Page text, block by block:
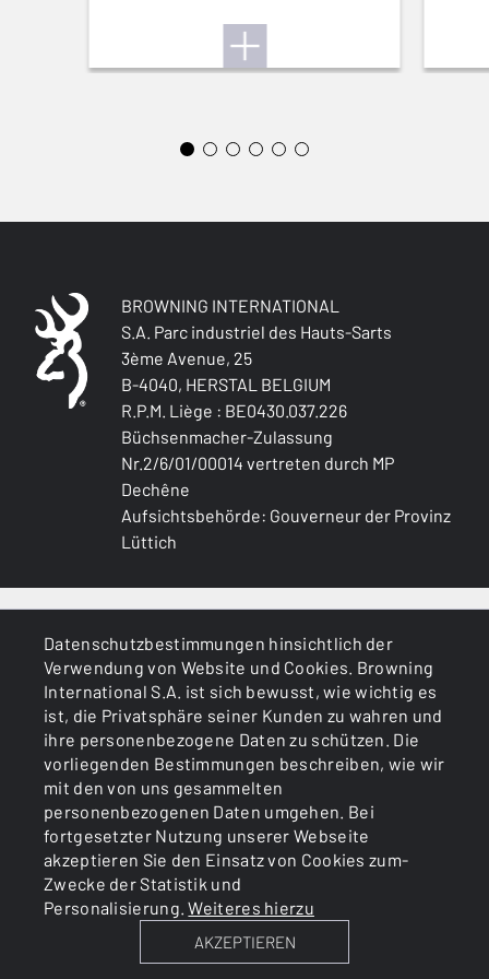
Datenschutzbestimmungen hinsichtlich der
Verwendung von Website und Cookies. Browning
International S.A. ist sich bewusst, wie wichtig es
ist, die Privatsphäre seiner Kunden zu wahren und
ihre personenbezogene Daten zu schützen. Die
vorliegenden Bestimmungen beschreiben, wie wir
mit den von uns gesammelten
personenbezogenen Daten umgehen. Bei
fortgesetzter Nutzung unserer Webseite
akzeptieren Sie den Einsatz von Cookies zum-
Zwecke der Statistik und
Personalisierung.Weiteres hierzu
AKZEPTIEREN
TROCKNET SCHNELL
BROWNING INTERNATIONAL
S.A. Parc industriel des Hauts-Sarts
3ème Avenue, 25
B-4040, HERSTAL BELGIUM
R.P.M. Liège : BE0430.037.226
Büchsenmacher-Zulassung
Nr.2/6/01/00014 vertreten durch MP
Dechêne
Aufsichtsbehörde: Gouverneur der Provinz
Lüttich
DIENSTLEISTUNGEN
BROWNING INTERNATIONAL S.A. © 2025 - Member of FN
Browning Group
Cookies Politik zum Datenschutz